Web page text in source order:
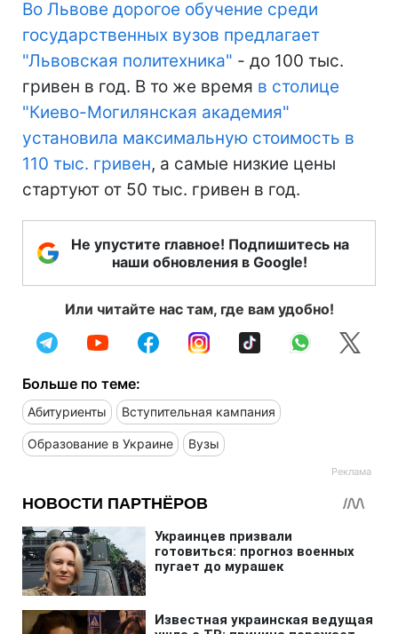
Во Львове дорогое обучение среди
государственных вузов предлагает
"Львовская политехника" - до 100 тыс.
гривен в год. В то же время в столице
"Киево-Могилянская академия"
установила максимальную стоимость в
110 тыс. гривен, а самые низкие цены
стартуют от 50 тыс. гривен в год.
Не упустите главное! Подпишитесь на
наши обновления в Google!
Или читайте нас там, где вам удобно!
Больше по теме:
Абитуриенты Вступительная кампания
Образование в Украине Вузы